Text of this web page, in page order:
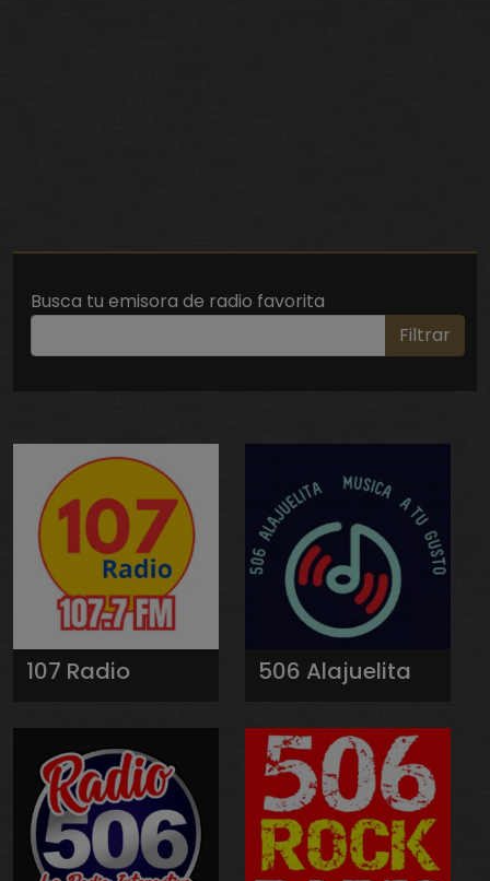
Busca tu emisora de radio favorita
Filtrar
107 Radio 506 Alajuelita